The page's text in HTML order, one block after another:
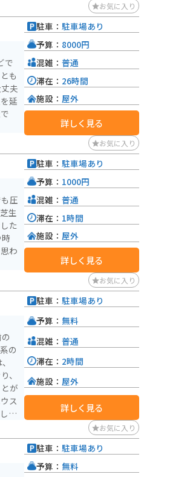
ア
猪
ま
お気に入り
で
も
夫
延
駐車： 駐車場あり
予算： 8000円
混雑： 普通
滞在： 26時間
施設： 屋外
詳しく見る
お気に入り
圧
生
た
わ
駐車： 駐車場あり
予算： 1000円
混雑： 普通
滞在： 1時間
施設： 屋外
詳しく見る
お気に入り
の
、
が
ス
た
駐車： 駐車場あり
予算： 無料
混雑： 普通
滞在： 2時間
施設： 屋外
詳しく見る
お気に入り
駐車： 駐車場あり
予算： 無料